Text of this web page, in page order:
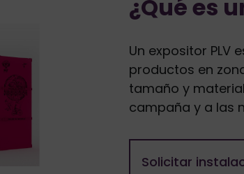
¿Qué es
Un expositor
productos en
tamaño y
campaña y a las
Solicitar